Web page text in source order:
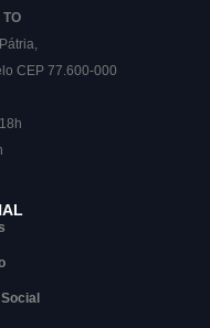
CEP 77.600-000